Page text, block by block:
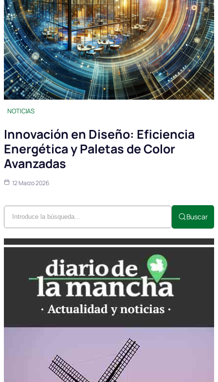
NOTICIAS
Innovación en Diseño: Eficiencia
Energética y Paletas de Color
Avanzadas
12 Marzo 2026
Buscar